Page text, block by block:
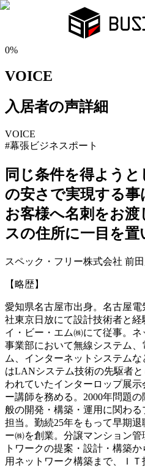
0%
VOICE
入居者の声詳細
VOICE
#幕張ビジネスポート
同じ条件を得よう
の安さで実現する事
お客様へ名刺をお
スの住所に一目を置
スペック・フリー株式会社 前
【略歴】
愛知県名古屋市出身。名古屋
社東京日放にて設計技術者と
イ・ビー・エム㈱にて従事。
事業部において無線システム
ム、インターネットシステム
はLANシステム技術の先駆者
われていたインターロップ展
ー講師を務める。2000年問題
般の開発・構築・運用に関わ
担当。勤続25年をもって早期
ー㈱を創業。分譲マンション
トワークの提案・設計・構築
用ネットワーク構築まで、Ｉ